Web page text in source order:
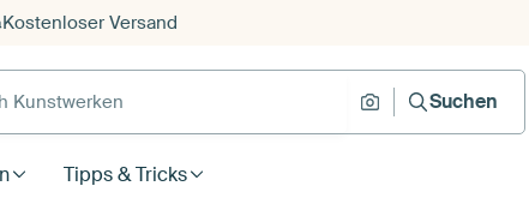
Kostenloser Versand
Suche nach Bild
Suchen
Tipps & Tricks